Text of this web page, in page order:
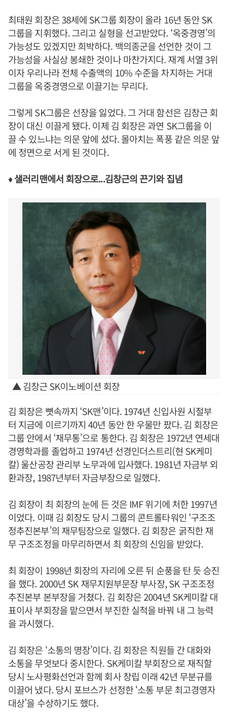
최태원 회장은 38세에 SK그룹 회장이 올라 16년 동안 SK
그룹을 지휘했다. 그리고 실형을 선고받았다. ‘옥중경영’의
가능성도 있겠지만 희박하다. 백의종군을 선언한 것이 그
가능성을 사실상 봉쇄한 것이나 마찬가지다. 재계 서열 3위
이자 우리나라 전체 수출액의 10% 수준을 차지하는 거대
그룹을 옥중경영으로 이끌기는 무리다.
그렇게 SK그룹은 선장을 잃었다. 그 거대 함선은 김창근 회
장이 대신 이끌게 됐다. 이제 김 회장은 과연 SK그룹을 이
끌 수 있느냐는 의문 앞에 섰다. 몰아치는 폭풍 같은 의문 앞
에 정면으로 서게 된 것이다.
♦ 샐러리맨에서 회장으로...김창근의 끈기와 집념
▲ 김창근 SK이노베이션 회장
김 회장은 뼛속까지 ‘SK맨’이다. 1974년 신입사원 시절부
터 지금에 이르기까지 40년 동안 한 우물만 팠다. 김 회장은
그룹 안에서 ‘재무통’으로 통한다. 김 회장은 1972년 연세대
경영학과를 졸업하고 1974년 선경인더스트리(현 SK케미
칼) 울산공장 관리부 노무과에 입사했다. 1981년 자금부 외
환과장, 1987년부터 자금부장으로 일했다.
김 회장이 최 회장의 눈에 든 것은 IMF 위기에 처한 1997년
이었다. 이때 김 회장도 당시 그룹의 콘트롤타워인 ‘구조조
정추진본부’의 재무팀장으로 일했다. 김 회장은 굵직한 재
무 구조조정을 마무리하면서 최 회장의 신임을 받았다.
최 회장이 1998년 회장의 자리에 오른 뒤 순풍을 탄 듯 승진
을 했다. 2000년 SK 재무지원부문장 부사장, SK 구조조정
추진본부 본부장을 거쳤다. 김 회장은 2004년 SK케미칼 대
표이사 부회장을 맡으면서 부진한 실적을 바꿔 내 그 능력
을 과시했다.
김 회장은 ‘소통의 명장’이다. 김 회장은 직원들 간 대화와
소통을 무엇보다 중시한다. SK케미칼 부회장으로 재직할
당시 노사평화선언과 함께 회사 창립 이래 42년 무분규를
이끌어 냈다. 당시 포브스가 선정한 ‘소통 부문 최고경영자
대상’을 수상하기도 했다.